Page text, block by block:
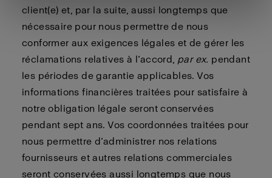
client(e) et, par la suite, aussi longtemps que
nécessaire pour nous permettre de nous
conformer aux exigences légales et de gérer les
réclamations relatives à l’accord, par ex. pendant
les périodes de garantie applicables. Vos
informations financières traitées pour satisfaire à
notre obligation légale seront conservées
pendant sept ans. Vos coordonnées traitées pour
nous permettre d’administrer nos relations
fournisseurs et autres relations commerciales
seront conservées aussi longtemps que nous